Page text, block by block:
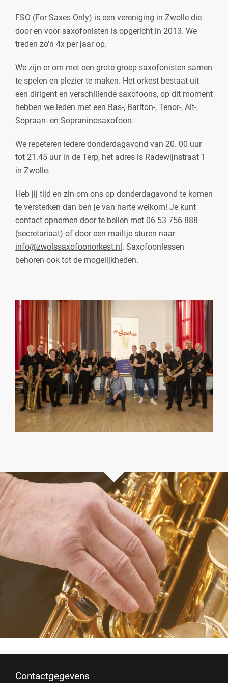
FSO (For Saxes Only) is een vereniging in Zwolle die
door en voor saxofonisten is opgericht in 2013. We
treden zo'n 4x per jaar op.
We zijn er om met een grote groep saxofonisten samen
te spelen en plezier te maken. Het orkest bestaat uit
een dirigent en verschillende saxofoons, op dit moment
hebben we leden met een Bas-, Bariton-, Tenor-, Alt-,
Sopraan- en Sopraninosaxofoon.
We repeteren iedere donderdagavond van 20. 00 uur
tot 21.45 uur in de Terp, het adres is Radewijnstraat 1
in Zwolle.
Heb jij tijd en zin om ons op donderdagavond te komen
te versterken dan ben je van harte welkom! Je kunt
contact opnemen door te bellen met 06 53 756 888
(secretariaat) of door een mailtje sturen naar
info@zwolssaxofoonorkest.nl . Saxofoonlessen
behoren ook tot de mogelijkheden.
Contactgegevens